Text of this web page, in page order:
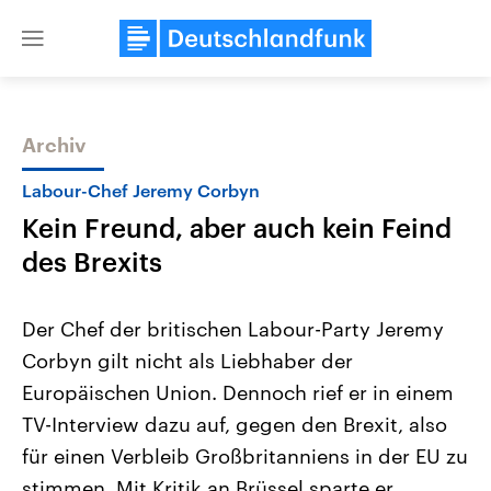
Close
Themen
Landtagswahl Sachsen-Anhalt
2026
Alle Informationen
Sachsen-Anhalt wählt am 6.
September 2026 einen neuen
Landtag. Seit 2021 wird das
Bundesland von einer Koalition aus
USA
Aktuelle Beiträge,
Hintergründe
Wirtschaftlich und
gehören die Vereinigten
den mächtigsten Ländern
mit großem Einfluss auf
Archiv
Labour-Chef Jeremy Corbyn
Kein Freund, aber auch kein Feind
des Brexits
Der Chef der britischen Labour-Party Jeremy
Corbyn gilt nicht als Liebhaber der
Europäischen Union. Dennoch rief er in einem
TV-Interview dazu auf, gegen den Brexit, also
für einen Verbleib Großbritanniens in der EU zu